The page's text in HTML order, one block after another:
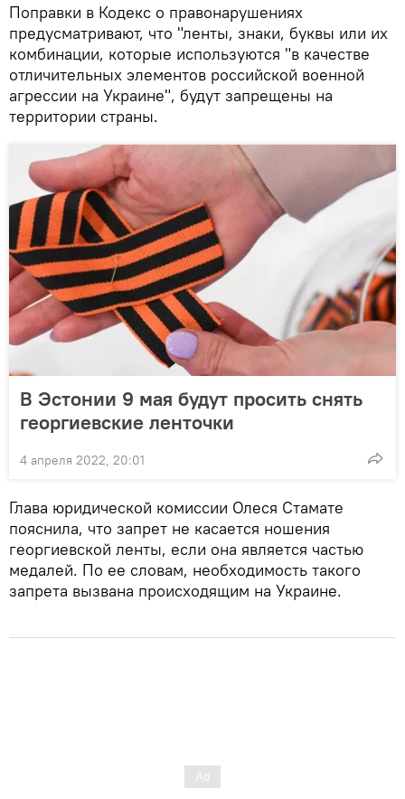
Поправки в Кодекс о правонарушениях
предусматривают, что "ленты, знаки, буквы или их
комбинации, которые используются "в качестве
отличительных элементов российской военной
агрессии на Украине", будут запрещены на
территории страны.
В Эстонии 9 мая будут просить снять
георгиевские ленточки
4 апреля 2022, 20:01
Глава юридической комиссии Олеся Стамате
пояснила, что запрет не касается ношения
георгиевской ленты, если она является частью
медалей. По ее словам, необходимость такого
запрета вызвана происходящим на Украине.